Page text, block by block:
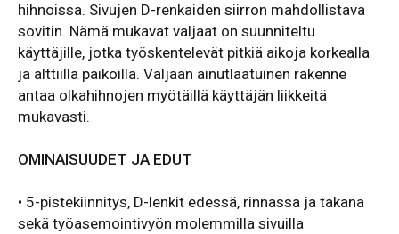
hihnoissa. Sivujen D-renkaiden siirron mahdollistava
sovitin. Nämä mukavat valjaat on suunniteltu
käyttäjille, jotka työskentelevät pitkiä aikoja korkealla
ja alttiilla paikoilla. Valjaan ainutlaatuinen rakenne
antaa olkahihnojen myötäillä käyttäjän liikkeitä
mukavasti.
OMINAISUUDET JA EDUT
• 5-pistekiinnitys, D-lenkit edessä, rinnassa ja takana
sekä työasemointivyön molemmilla sivuilla